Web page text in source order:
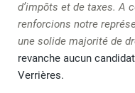
d’impôts et de taxes. A
renforcions notre
une solide majorité de
revanche aucun
Verrières.